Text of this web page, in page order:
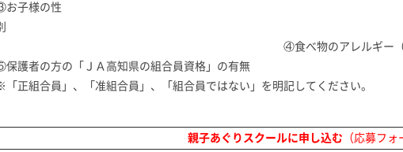
お子様の性
④食べ物のアレルギー（こちらでお弁当
護者の方の「ＪＡ高知県の組合員資格」の有無
「正組合員」、「准組合員」、「組合員ではない」を明記してください。
親子あぐりスクールに申し込む （応募フォ